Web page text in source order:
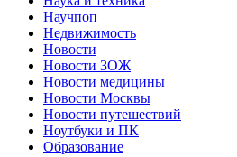
Научпоп
Недвижимость
Новости
Новости ЗОЖ
Новости медицины
Новости Москвы
Новости путешествий
Ноутбуки и ПК
Образование